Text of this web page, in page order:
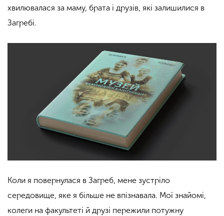
хвилювалася за маму, брата і друзів, які залишилися в
Загребі.
Коли я повернулася в Загреб, мене зустріло
середовище, яке я більше не впізнавала. Мої знайомі,
колеги на факультеті й друзі пережили потужну